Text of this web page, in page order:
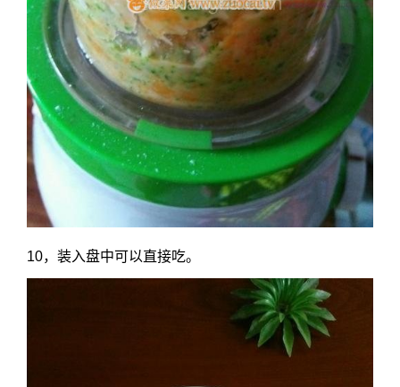
10，装入盘中可以直接吃。